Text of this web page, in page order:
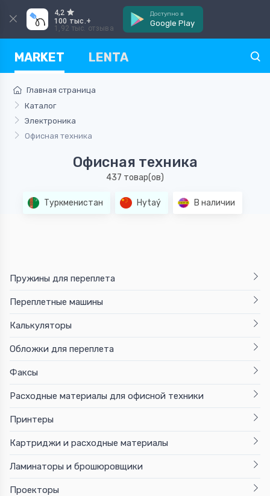
4,2
100 тыс.+
1,92 тыс. отзыва
Доступно в
Google Play
MARKET LENTA
Главная страница
Каталог
Электроника
Офисная техника
Офисная техника
437 товар(ов)
Туркменистан Hytaý В наличии
Пружины для переплета
Переплетные машины
Калькуляторы
Обложки для переплета
Факсы
Расходные материалы для офисной техники
Принтеры
Картриджи и расходные материалы
Ламинаторы и брошюровщики
Проекторы